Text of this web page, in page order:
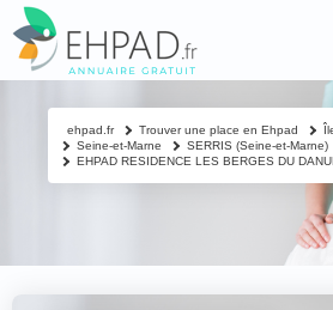
ehpad.fr Trouver une place en Ehpad
Seine-et-Marne
SERRIS (Seine-et-Marne)
EHPAD RESIDENCE LES BERGES DU